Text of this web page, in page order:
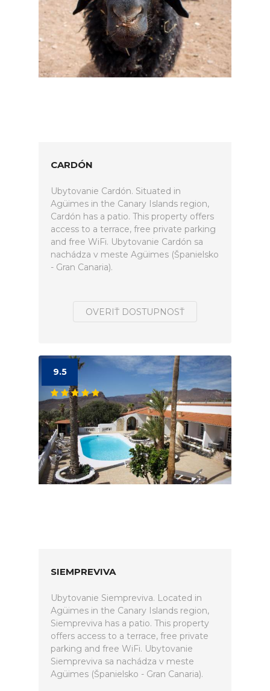
CARDÓN
Ubytovanie Cardón. Situated in
Agüimes in the Canary Islands region,
Cardón has a patio. This property offers
access to a terrace, free private parking
and free WiFi. Ubytovanie Cardón sa
nachádza v meste Agüimes (Španielsko
- Gran Canaria).
OVERIŤ DOSTUPNOSŤ
9.5
SIEMPREVIVA
Ubytovanie Siempreviva. Located in
Agüimes in the Canary Islands region,
Siempreviva has a patio. This property
offers access to a terrace, free private
parking and free WiFi. Ubytovanie
Siempreviva sa nachádza v meste
Agüimes (Španielsko - Gran Canaria).